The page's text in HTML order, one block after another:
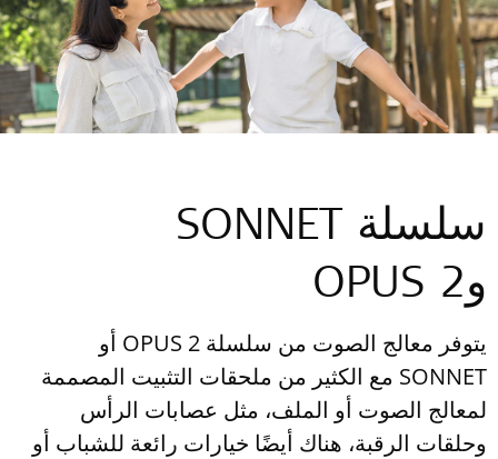
سلسلة SONNET
وOPUS 2
يتوفر معالج الصوت من سلسلة OPUS 2 أو
SONNET مع الكثير من ملحقات التثبيت المصممة
لمعالج الصوت أو الملف، مثل عصابات الرأس
وحلقات الرقبة، هناك أيضًا خيارات رائعة للشباب أو